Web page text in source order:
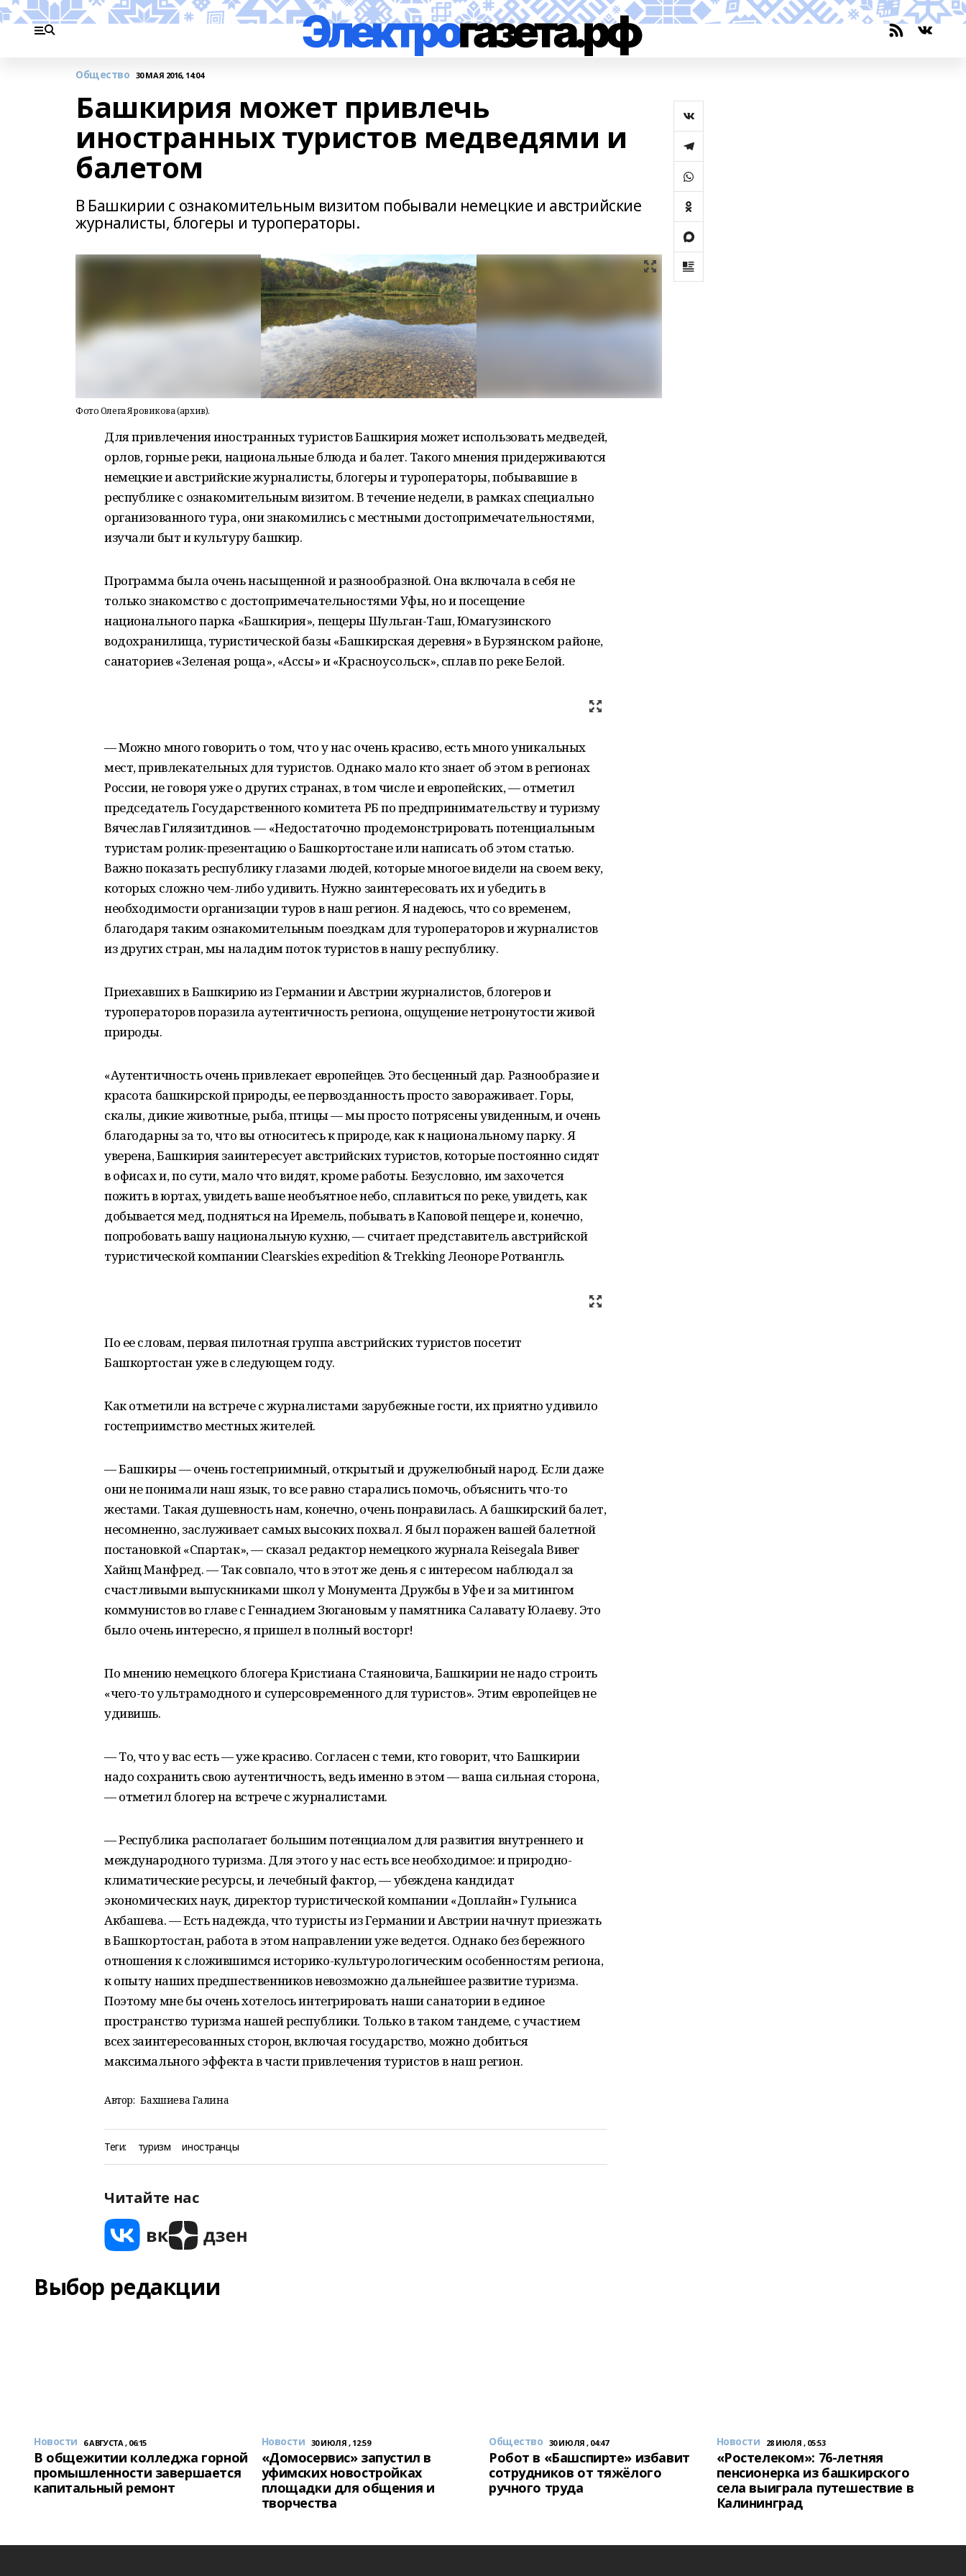
Общество 30 МАЯ 2016, 14:04
Башкирия может привлечь
иностранных туристов медведями и
балетом
В Башкирии с ознакомительным визитом побывали немецкие и австрийские
журналисты, блогеры и туроператоры.
Фото Олега Яровикова (архив).
Для привлечения иностранных туристов Башкирия может использовать медведей,
орлов, горные реки, национальные блюда и балет. Такого мнения придерживаются
немецкие и австрийские журналисты, блогеры и туроператоры, побывавшие в
республике с ознакомительным визитом. В течение недели, в рамках специально
организованного тура, они знакомились с местными достопримечательностями,
изучали быт и культуру башкир.
Программа была очень насыщенной и разнообразной. Она включала в себя не
только знакомство с достопримечательностями Уфы, но и посещение
национального парка «Башкирия», пещеры Шульган-Таш, Юмагузинского
водохранилища, туристической базы «Башкирская деревня» в Бурзянском районе,
санаториев «Зеленая роща», «Ассы» и «Красноусольск», сплав по реке Белой.
— Можно много говорить о том, что у нас очень красиво, есть много уникальных
мест, привлекательных для туристов. Однако мало кто знает об этом в регионах
России, не говоря уже о других странах, в том числе и европейских, — отметил
председатель Государственного комитета РБ по предпринимательству и туризму
Вячеслав Гилязитдинов. — «Недостаточно продемонстрировать потенциальным
туристам ролик-презентацию о Башкортостане или написать об этом статью.
Важно показать республику глазами людей, которые многое видели на своем веку,
которых сложно чем-либо удивить. Нужно заинтересовать их и убедить в
необходимости организации туров в наш регион. Я надеюсь, что со временем,
благодаря таким ознакомительным поездкам для туроператоров и журналистов
из других стран, мы наладим поток туристов в нашу республику.
Приехавших в Башкирию из Германии и Австрии журналистов, блогеров и
туроператоров поразила аутентичность региона, ощущение нетронутости живой
природы.
«Аутентичность очень привлекает европейцев. Это бесценный дар. Разнообразие и
красота башкирской природы, ее первозданность просто завораживает. Горы,
скалы, дикие животные, рыба, птицы — мы просто потрясены увиденным, и очень
благодарны за то, что вы относитесь к природе, как к национальному парку. Я
уверена, Башкирия заинтересует австрийских туристов, которые постоянно сидят
в офисах и, по сути, мало что видят, кроме работы. Безусловно, им захочется
пожить в юртах, увидеть ваше необъятное небо, сплавиться по реке, увидеть, как
добывается мед, подняться на Иремель, побывать в Каповой пещере и, конечно,
попробовать вашу национальную кухню, — считает представитель австрийской
туристической компании Clearskies expedition & Trekking Леоноре Ротвангль.
По ее словам, первая пилотная группа австрийских туристов посетит
Башкортостан уже в следующем году.
Как отметили на встрече с журналистами зарубежные гости, их приятно удивило
гостеприимство местных жителей.
— Башкиры — очень гостеприимный, открытый и дружелюбный народ. Если даже
они не понимали наш язык, то все равно старались помочь, объяснить что-то
жестами. Такая душевность нам, конечно, очень понравилась. А башкирский балет,
несомненно, заслуживает самых высоких похвал. Я был поражен вашей балетной
постановкой «Спартак», — сказал редактор немецкого журнала Reisegala Вивег
Хайнц Манфред. — Так совпало, что в этот же день я с интересом наблюдал за
счастливыми выпускниками школ у Монумента Дружбы в Уфе и за митингом
коммунистов во главе с Геннадием Зюгановым у памятника Салавату Юлаеву. Это
было очень интересно, я пришел в полный восторг!
По мнению немецкого блогера Кристиана Стаяновича, Башкирии не надо строить
«чего-то ультрамодного и суперсовременного для туристов». Этим европейцев не
удивишь.
— То, что у вас есть — уже красиво. Согласен с теми, кто говорит, что Башкирии
надо сохранить свою аутентичность, ведь именно в этом — ваша сильная сторона,
— отметил блогер на встрече с журналистами.
— Республика располагает большим потенциалом для развития внутреннего и
международного туризма. Для этого у нас есть все необходимое: и природно-
климатические ресурсы, и лечебный фактор, — убеждена кандидат
экономических наук, директор туристической компании «Доплайн» Гульниса
Акбашева. — Есть надежда, что туристы из Германии и Австрии начнут приезжать
в Башкортостан, работа в этом направлении уже ведется. Однако без бережного
отношения к сложившимся историко-культурологическим особенностям региона,
к опыту наших предшественников невозможно дальнейшее развитие туризма.
Поэтому мне бы очень хотелось интегрировать наши санатории в единое
пространство туризма нашей республики. Только в таком тандеме, с участием
всех заинтересованных сторон, включая государство, можно добиться
максимального эффекта в части привлечения туристов в наш регион.
Автор: Бахшиева Галина
Теги: туризм иностранцы
Читайте нас
Выбор редакции
Новости 6 АВГУСТА , 06:15
В общежитии колледжа горной
промышленности завершается
капитальный ремонт
Новости 30 ИЮЛЯ , 12:59
«Домосервис» запустил в
уфимских новостройках
площадки для общения и
творчества
Общество 30 ИЮЛЯ , 04:47
Робот в «Башспирте» избавит
сотрудников от тяжёлого
ручного труда
Новости 28 ИЮЛЯ , 05:53
«Ростелеком»: 76-летняя
пенсионерка из башкирского
села выиграла путешествие в
Калининград